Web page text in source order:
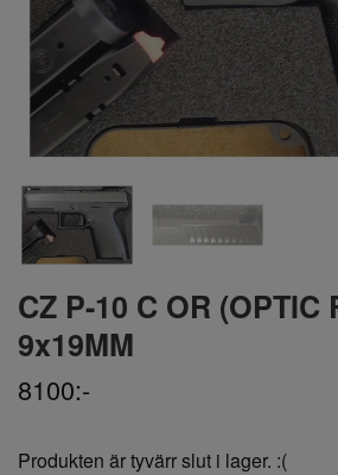
CZ P-10 C OR (OPTIC
9x19MM
8100:-
Produkten är tyvärr slut i lager. :(